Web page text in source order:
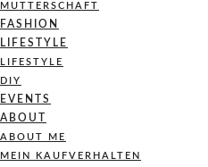
MUTTERSCHAFT
FASHION
LIFESTYLE
LIFESTYLE
DIY
EVENTS
ABOUT
ABOUT ME
MEIN KAUFVERHALTEN